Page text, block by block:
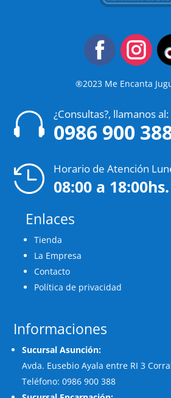
®2023 Me Encanta
 ¿Consultas?, llamanos al:
0986 900
 Horario de Atención
08:00 a 18:00hs.
Enlaces
Tienda
La Empresa
Contacto
Política de privacidad
Informaciones
Sucursal Asunción:
Avda. Eusebio Ayala entre RI 3
Teléfono: 0986 900 388